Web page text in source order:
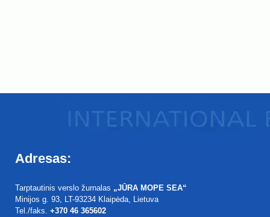
Adresas:
Tarptautinis verslo žurnalas „JŪRA MOPE SEA“
Minijos g. 93, LT-93234 Klaipėda, Lietuva
Tel./faks. +370 46 365602